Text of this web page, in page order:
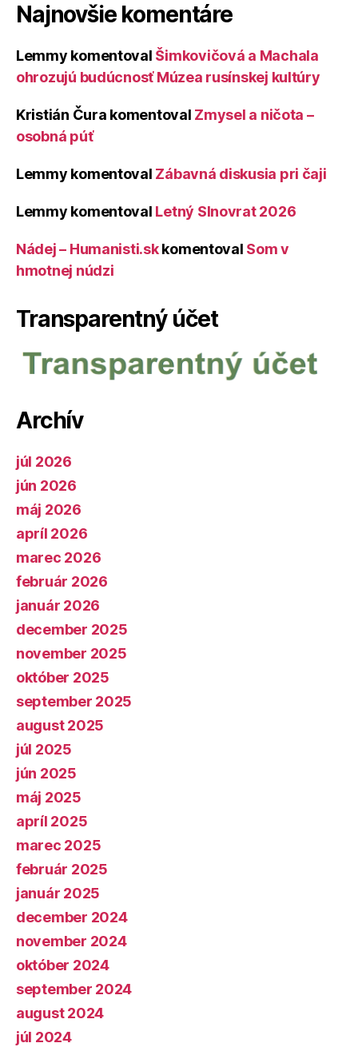
Najnovšie komentáre
Lemmy komentoval Šimkovičová a Machala
ohrozujú budúcnosť Múzea rusínskej kultúry
Kristián Čura komentoval Zmysel a ničota –
osobná púť
Lemmy komentoval Zábavná diskusia pri čaji
Lemmy komentoval Letný Slnovrat 2026
Nádej – Humanisti.skkomentoval Som v
hmotnej núdzi
Transparentný účet
Archív
júl 2026
jún 2026
máj 2026
apríl 2026
marec 2026
február 2026
január 2026
december 2025
november 2025
október 2025
september 2025
august 2025
júl 2025
jún 2025
máj 2025
apríl 2025
marec 2025
február 2025
január 2025
december 2024
november 2024
október 2024
september 2024
august 2024
júl 2024